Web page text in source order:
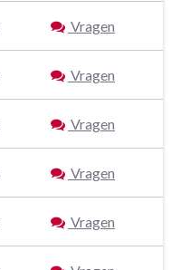
Vragen
Vragen
Vragen
Vragen
Vragen